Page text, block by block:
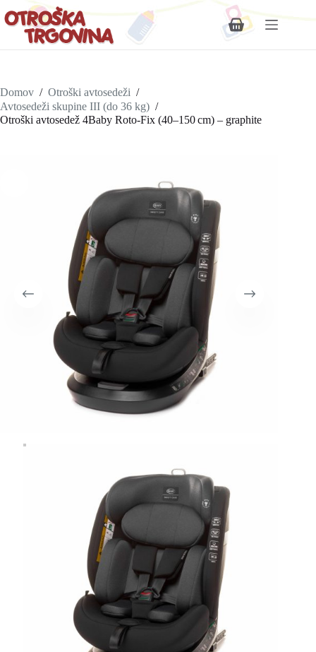
Shopping
Domov / Otroški avtosedeži /
Avtosedeži skupine III (do 36 kg) /
Otroški avtosedež 4Baby Roto‑Fix (40–150 cm) – graphite